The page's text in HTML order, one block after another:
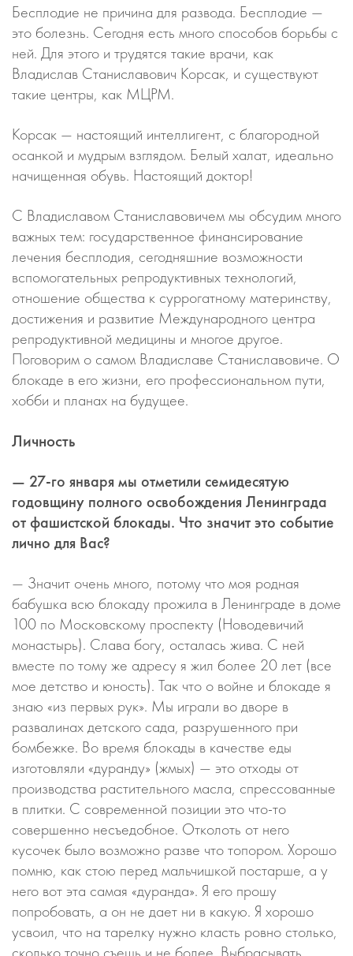
Бесплодие не причина для развода. Бесплодие —
это болезнь. Сегодня есть много способов борьбы с
ней. Для этого и трудятся такие врачи, как
Владислав Станиславович Корсак, и существуют
такие центры, как МЦРМ.
Корсак — настоящий интеллигент, с благородной
осанкой и мудрым взглядом. Белый халат, идеально
начищенная обувь. Настоящий доктор!
С Владиславом Станиславовичем мы обсудим много
важных тем: государственное финансирование
лечения бесплодия, сегодняшние возможности
вспомогательных репродуктивных технологий,
отношение общества к суррогатному материнству,
достижения и развитие Международного центра
репродуктивной медицины и многое другое.
Поговорим о самом Владиславе Станиславовиче. О
блокаде в его жизни, его профессиональном пути,
хобби и планах на будущее.
Личность
— 27-го января мы отметили семидесятую
годовщину полного освобождения Ленинграда
от фашистской блокады. Что значит это событие
лично для Вас?
— Значит очень много, потому что моя родная
бабушка всю блокаду прожила в Ленинграде в доме
100 по Московскому проспекту (Новодевичий
монастырь). Слава богу, осталась жива. С ней
вместе по тому же адресу я жил более 20 лет (все
мое детство и юность). Так что о войне и блокаде я
знаю «из первых рук». Мы играли во дворе в
развалинах детского сада, разрушенного при
бомбежке. Во время блокады в качестве еды
изготовляли «дуранду» (жмых) — это отходы от
производства растительного масла, спрессованные
в плитки. С современной позиции это что-то
совершенно несъедобное. Отколоть от него
кусочек было возможно разве что топором. Хорошо
помню, как стою перед мальчишкой постарше, а у
него вот эта самая «дуранда». Я его прошу
попробовать, а он не дает ни в какую. Я хорошо
усвоил, что на тарелку нужно класть ровно столько,
сколько точно съешь и не более. Выбрасывать